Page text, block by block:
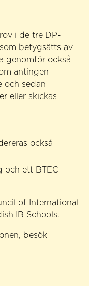
i de tre DP-
betygsätts av
genomför också
antingen
och sedan
eller skickas
också
och ett BTEC
of International
IB Schools.
besök